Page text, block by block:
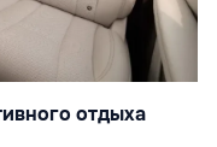
отдыха